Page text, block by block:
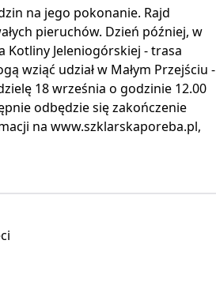
na jego pokonanie. Rajd
pieruchów. Dzień później, w
Kotliny Jeleniogórskiej - trasa
wziąć udział w Małym Przejściu -
18 września o godzinie 12.00
odbędzie się zakończenie
na www.szklarskaporeba.pl,